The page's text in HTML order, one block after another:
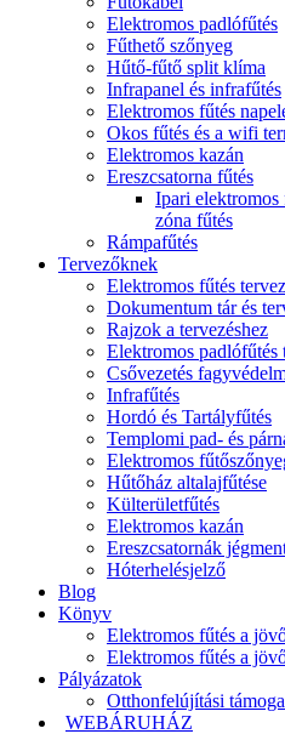
Elektromos padlófűtés
Fűthető szőnyeg
Hűtő-fűtő split klíma
Infrapanel és infrafűtés
Elektromos fűtés
Okos fűtés és a wifi
Elektromos kazán
Ereszcsatorna fűtés
Ipari elektromos
zóna fűtés
Rámpafűtés
Tervezőknek
Elektromos fűtés
Dokumentum tár és
Rajzok a tervezéshez
Elektromos padlófűtés
Csővezetés
Infrafűtés
Hordó és Tartályfűtés
Templomi pad- és
Elektromos
Hűtőház altalajfűtése
Külterületfűtés
Elektromos kazán
Ereszcsatornák
Hóterhelésjelző
Blog
Könyv
Elektromos fűtés a
Elektromos fűtés a
Pályázatok
Otthonfelújítási
WEBÁRUHÁZ